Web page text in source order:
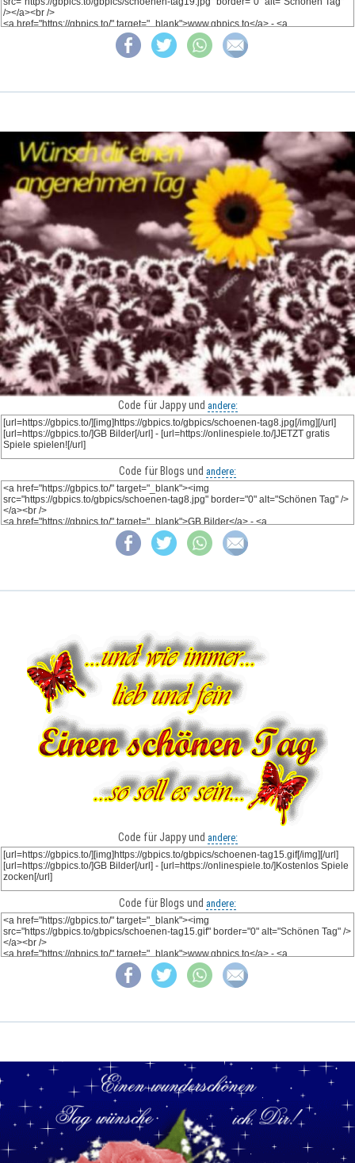
Code für Jappy und andere:
Code für Blogs und andere:
Code für Jappy und andere:
Code für Blogs und andere: